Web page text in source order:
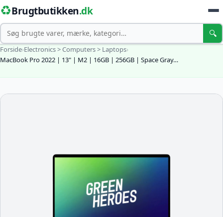
♻️Brugtbutikken.dk
Søg 🔍
Forside›Electronics > Computers > Laptops›
MacBook Pro 2022 | 13" | M2 | 16GB | 256GB | Space Gray…